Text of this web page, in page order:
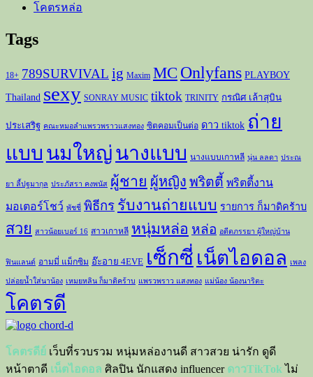
โคตรหล่อ
Tags
18+ 789SURVIVAL ig Maxim MC Onlyfans PLAYBOY
Thailand sexy SONRAY MUSIC tiktok TRINITY กรณิศ เล้าสุบิน
ประเสริฐ คณะหมอลำแพรวพราวแสงทอง ซิตคอมเป็นต่อ ดาว tiktok ถ่าย
แบบ นมใหญ่นางแบบ นางแบบเกาหลี นุ่น ลลดา ประณ
ยา ลี้ปฐมากุล ประภัสรา คงพนัส ผู้ชาย ผู้หญิง พริตตี้ พริตตี้งาน
มอเตอร์โชว์ พัชชี่ พิธีกร รับงานถ่ายแบบ รายการ ก็มาดิคร้าบ
สวย สาวน้อยเบอร์ 16 สาวเกาหลี หนุ่มหล่อ หล่อ อดีตภรรยา ผู้ใหญ่บ้าน
ฟินแลนด์ อามมี่ แม็กซิม อ๊ะอาย 4EVE เซ็กซี่ เน็ตไอดอล เพลง
ปล่อยน้ำใส่นาน้อง เหมยหลิน ก็มาดิคร้าบ แพรวพราว แสงทอง แม่น้อง น้องนาริตะ
โคตรดี
โคตรดีย์ เว็บที่รวบรวม หนุ่มหล่องานดี สาวสวย น่ารัก ดูดี
หน้าตาดี เน็ตไอดอล ศิลปิน นักแสดง influencer ดาวTikTok ไม่